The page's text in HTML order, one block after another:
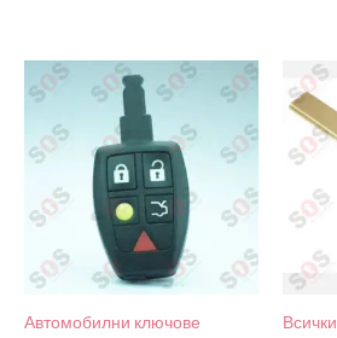
Автомобилни ключове Всички